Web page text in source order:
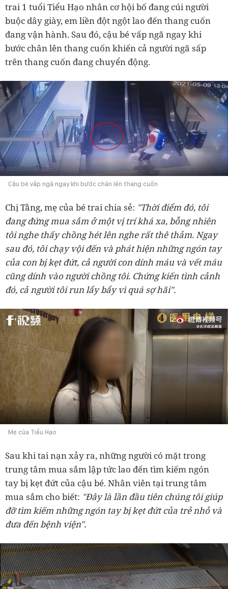
trai 1 tuổi Tiểu Hạo nhân cơ hội bố đang cúi người
buộc dây giày, em liền đột ngột lao đến thang cuốn
đang vận hành. Sau đó, cậu bé vấp ngã ngay khi
bước chân lên thang cuốn khiến cả người ngã sấp
trên thang cuốn đang chuyển động.
Cậu bé vấp ngã ngay khi bước chân lên thang cuốn
Chị Tằng, mẹ của bé trai chia sẻ: "Thời điểm đó, tôi
đang đứng mua sắm ở một vị trí khá xa, bỗng nhiên
tôi nghe thấy chồng hét lên nghe rất thê thảm. Ngay
sau đó, tôi chạy vội đến và phát hiện những ngón tay
của con bị kẹt đứt, cả người con dính máu và vết máu
cũng dính vào người chồng tôi. Chứng kiến tình cảnh
đó, cả người tôi run lẩy bẩy vì quá sợ hãi".
Mẹ của Tiểu Hạo
Sau khi tai nạn xảy ra, những người có mặt trong
trung tâm mua sắm lập tức lao đến tìm kiếm ngón
tay bị kẹt đứt của cậu bé. Nhân viên tại trung tâm
mua sắm cho biết: "Đây là lần đầu tiên chúng tôi giúp
đỡ tìm kiếm những ngón tay bị kẹt đứt của trẻ nhỏ và
đưa đến bệnh viện".